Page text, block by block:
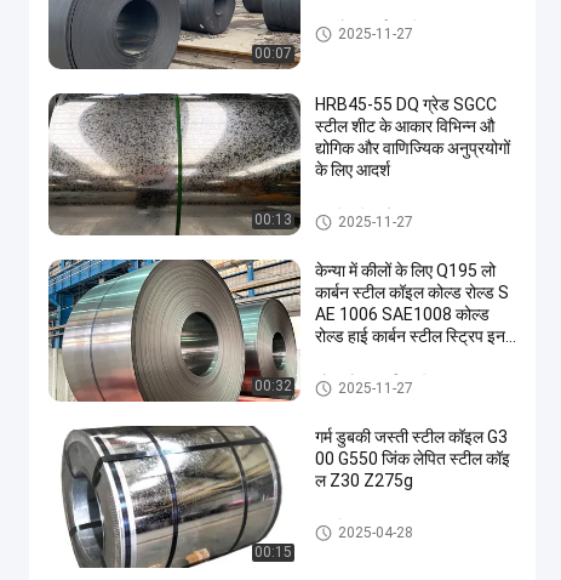
00:07
हॉट रोल्ड कार्बन स्टील का तार
2025-11-27
00:13
HRB45-55 DQ ग्रेड SGCC
स्टील शीट के आकार विभिन्न औ
द्योगिक और वाणिज्यिक अनुप्रयोगों
के लिए आदर्श
जस्ती स्टील प्लेट
2025-11-27
00:32
केन्या में कीलों के लिए Q195 लो
कार्बन स्टील कॉइल कोल्ड रोल्ड S
AE 1006 SAE1008 कोल्ड
रोल्ड हाई कार्बन स्टील स्ट्रिप इन
कोल्ड रोल्ड कार्बन स्टील का तार
2025-11-27
00:15
गर्म डुबकी जस्ती स्टील कॉइल G3
00 G550 जिंक लेपित स्टील कॉइ
ल Z30 Z275g
जस्ती इस्पात का तार
2025-04-28